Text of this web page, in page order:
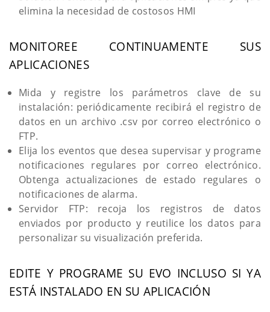
elimina la necesidad de costosos HMI
MONITOREE CONTINUAMENTE SUS
APLICACIONES
Mida y registre los parámetros clave de su
instalación: periódicamente recibirá el registro de
datos en un archivo .csv por correo electrónico o
FTP.
Elija los eventos que desea supervisar y programe
notificaciones regulares por correo electrónico.
Obtenga actualizaciones de estado regulares o
notificaciones de alarma.
Servidor FTP: recoja los registros de datos
enviados por producto y reutilice los datos para
personalizar su visualización preferida.
EDITE Y PROGRAME SU EVO INCLUSO SI YA
ESTÁ INSTALADO EN SU APLICACIÓN